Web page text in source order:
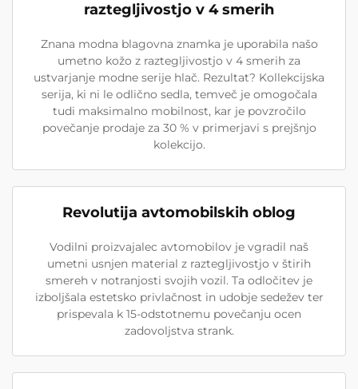
raztegljivostjo v 4 smerih
Znana modna blagovna znamka je uporabila našo
umetno kožo z raztegljivostjo v 4 smerih za
ustvarjanje modne serije hlač. Rezultat? Kollekcijska
serija, ki ni le odlično sedla, temveč je omogočala
tudi maksimalno mobilnost, kar je povzročilo
povečanje prodaje za 30 % v primerjavi s prejšnjo
kolekcijo.
Revolutija avtomobilskih oblog
Vodilni proizvajalec avtomobilov je vgradil naš
umetni usnjen material z raztegljivostjo v štirih
smereh v notranjosti svojih vozil. Ta odločitev je
izboljšala estetsko privlačnost in udobje sedežev ter
prispevala k 15-odstotnemu povečanju ocen
zadovoljstva strank.